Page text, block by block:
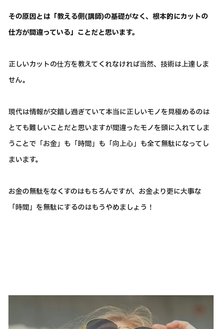
その原因とは「教える側(講師)の基礎がなく、根本的にカットの
仕方が間違っている」ことだと思います。
正しいカットの仕方を教えてくれなければ当然、技術は上達しま
せん。
現代は情報が交錯し過ぎていて本当に正しいモノを見極めるのは
とても難しいことだと思いますが間違ったモノを頭に入れてしま
うことで「お金」も「時間」も「向上心」も全て無駄になってし
まいます。
お金の無駄をなくすのはもちろんですが、お金より更に大事な
「時間」を無駄にするのはもうやめましょう！